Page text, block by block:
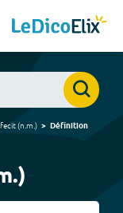
(n.m. ) Définition